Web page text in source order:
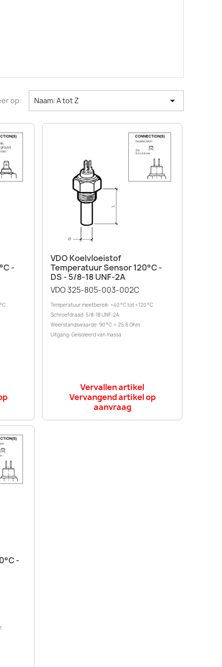
op: Naam: A tot Z 
-
Snel bekijken
VDO Koelvloeistof
Temperatuur Sensor 120°C -
DS - 5/8-18 UNF-2A
VDO 325-805-003-002C
Temperatuur meetbereik: +40 °C tot +120 °C
Schroefdraad: 5/8-18 UNF-2A
Weerstandswaarde: 90 °C = 25.6 Ohm
Uitgang: Geïsoleerd van massa
Vervallen artikel
Vervangend artikel op
aanvraag
-